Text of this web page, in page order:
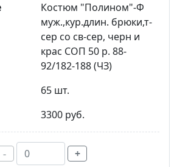
Костюм "Полином"-Ф
муж.,кур.длин. брюки,т-
сер со св-сер, черн и
крас СОП 50 р. 88-
92/182-188 (ЧЗ)
65 шт.
3300 руб.
- +